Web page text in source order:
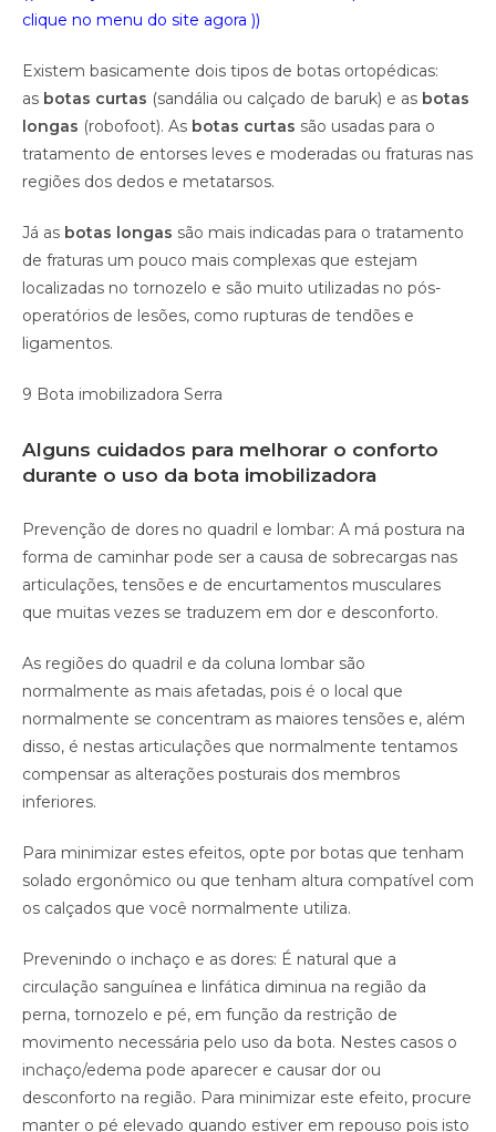
clique no menu do site agora ))
Existem basicamente dois tipos de botas ortopédicas:
as botas curtas (sandália ou calçado de baruk) e as botas
longas (robofoot). As botas curtas são usadas para o
tratamento de entorses leves e moderadas ou fraturas nas
regiões dos dedos e metatarsos.
Já as botas longas são mais indicadas para o tratamento
de fraturas um pouco mais complexas que estejam
localizadas no tornozelo e são muito utilizadas no pós-
operatórios de lesões, como rupturas de tendões e
ligamentos.
9 Bota imobilizadora Serra
Alguns cuidados para melhorar o conforto
durante o uso da bota imobilizadora
Prevenção de dores no quadril e lombar: A má postura na
forma de caminhar pode ser a causa de sobrecargas nas
articulações, tensões e de encurtamentos musculares
que muitas vezes se traduzem em dor e desconforto.
As regiões do quadril e da coluna lombar são
normalmente as mais afetadas, pois é o local que
normalmente se concentram as maiores tensões e, além
disso, é nestas articulações que normalmente tentamos
compensar as alterações posturais dos membros
inferiores.
Para minimizar estes efeitos, opte por botas que tenham
solado ergonômico ou que tenham altura compatível com
os calçados que você normalmente utiliza.
Prevenindo o inchaço e as dores: É natural que a
circulação sanguínea e linfática diminua na região da
perna, tornozelo e pé, em função da restrição de
movimento necessária pelo uso da bota. Nestes casos o
inchaço/edema pode aparecer e causar dor ou
desconforto na região. Para minimizar este efeito, procure
manter o pé elevado quando estiver em repouso pois isto